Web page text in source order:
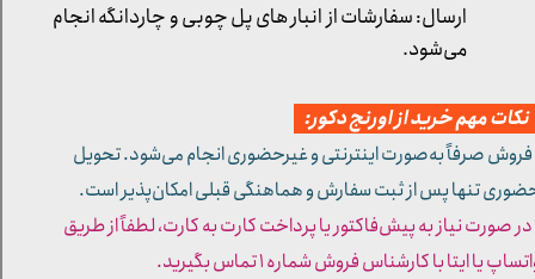
مهم خرید از اورنج دکور:
صرفاً به‌صورت اینترنتی و غیرحضوری انجام می‌شود. تحویل
تنها پس از ثبت سفارش و هماهنگی قبلی امکان‌پذیر است.
صورت نیاز به پیش‌فاکتور یا پرداخت کارت به کارت، لطفاً از طریق
یا ایتا با کارشناس فروش شماره ۱ تماس بگیرید.
ارسال: سفارشات از انبار های پل چوبی و چاردانگه انجام
می‌شود.